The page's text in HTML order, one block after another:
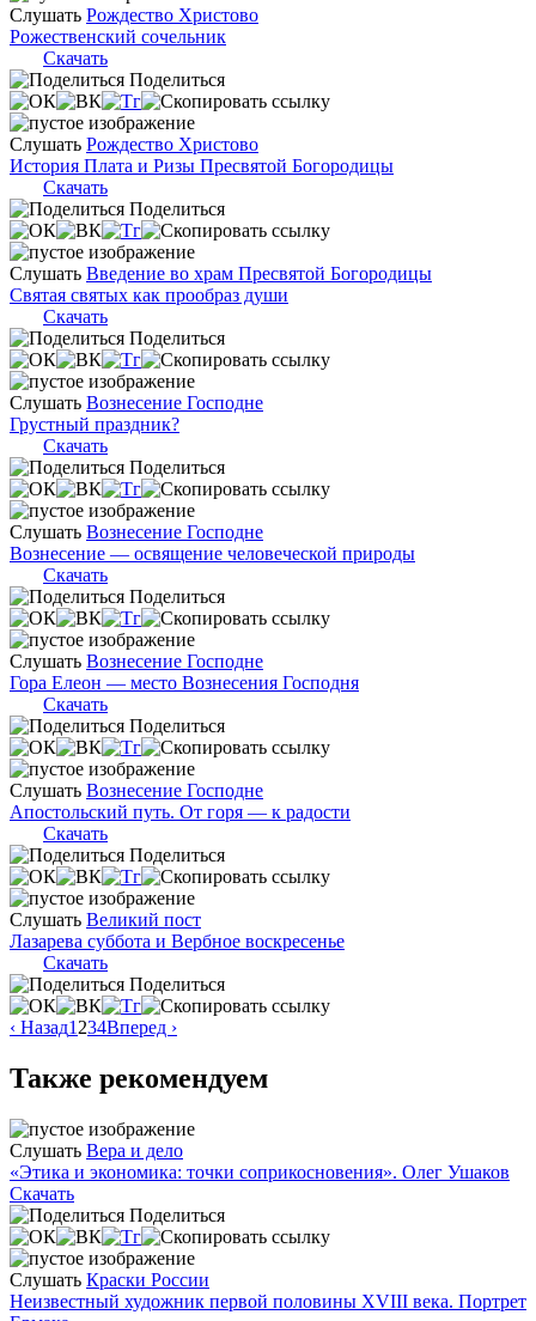
Слушать Рождество Христово
Рожественский сочельник
Скачать
Поделиться
Слушать Рождество Христово
История Плата и Ризы Пресвятой Богородицы
Скачать
Поделиться
Слушать Введение во храм Пресвятой Богородицы
Святая святых как прообраз души
Скачать
Поделиться
Слушать Вознесение Господне
Грустный праздник?
Скачать
Поделиться
Слушать Вознесение Господне
Вознесение — освящение человеческой природы
Скачать
Поделиться
Слушать Вознесение Господне
Гора Елеон — место Вознесения Господня
Скачать
Поделиться
Слушать Вознесение Господне
Апостольский путь. От горя — к радости
Скачать
Поделиться
Слушать Великий пост
Лазарева суббота и Вербное воскресенье
Скачать
Поделиться
‹ Назад1 234Вперед ›
Также рекомендуем
Слушать Вера и дело
«Этика и экономика: точки соприкосновения». Олег Ушаков
Скачать
Поделиться
Слушать Краски России
Неизвестный художник первой половины XVIII века. Портрет